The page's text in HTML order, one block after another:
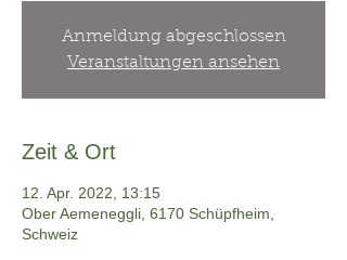
Anmeldung abgeschlossen
Veranstaltungen ansehen
Zeit & Ort
12. Apr. 2022, 13:15
Ober Aemeneggli, 6170 Schüpfheim,
Schweiz